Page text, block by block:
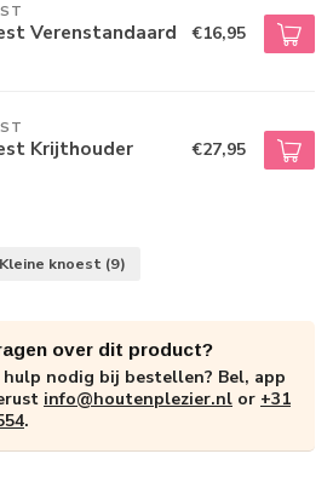
Verenstandaard €16,95
Krijthouder €27,95
Kleine knoest (9)
over dit product?
hulp nodig bij bestellen? Bel, app
info@houtenplezier.nl or +31
.